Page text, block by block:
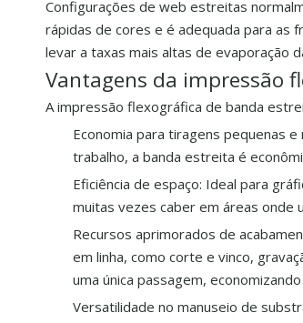
Configurações de web estreitas
rápidas de cores e é adequada para as
levar a taxas mais altas de evaporação
Vantagens da impressão
A impressão flexográfica de banda
Economia para tiragens pequenas
trabalho, a banda estreita é
Eficiência de espaço: Ideal para
muitas vezes caber em áreas onde
Recursos aprimorados de
em linha, como corte e vinco,
uma única passagem,
Versatilidade no manuseio de